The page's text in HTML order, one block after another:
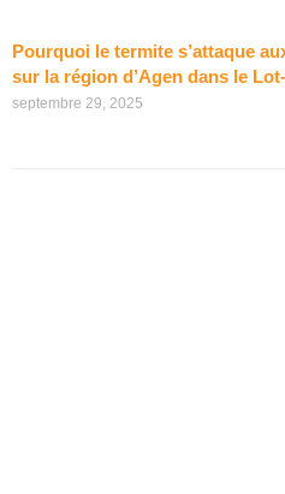
Pourquoi le termite s’attaque
sur la région d’Agen dans le
septembre 29, 2025